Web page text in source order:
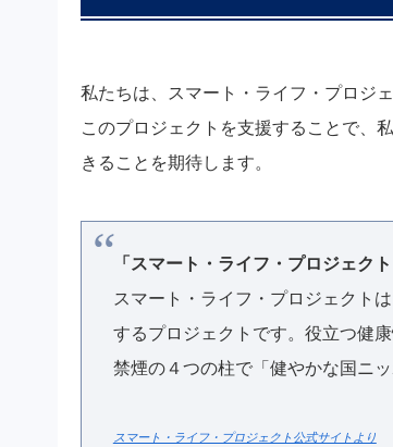
私たちは、スマート・ライフ・プロジ
このプロジェクトを支援することで、
きることを期待します。
「スマート・ライフ・プロジェク
スマート・ライフ・プロジェクト
するプロジェクトです。役立つ健
禁煙の４つの柱で「健やかな国ニッ
スマート・ライフ・プロジェクト公式サイトより